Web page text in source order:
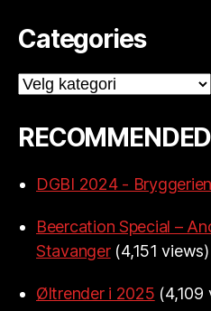
Categories
Categories
RECOMMENDED
DGBI 2024 -
Beercation Special –
Stavanger (4,151 views)
Øltrender i 2025 (4,109